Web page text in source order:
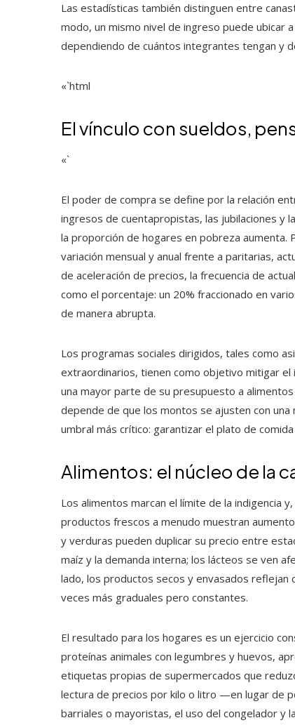
Las estadísticas también distinguen entre
modo, un mismo nivel de ingreso puede ubicar
dependiendo de cuántos integrantes tengan y
«`html
El vínculo con sueldos,
«`
El poder de compra se define por la relación
ingresos de cuentapropistas, las jubilaciones y
la proporción de hogares en pobreza aumenta.
variación mensual y anual frente a paritarias,
de aceleración de precios, la frecuencia de
como el porcentaje: un 20% fraccionado en
de manera abrupta.
Los programas sociales dirigidos, tales como
extraordinarios, tienen como objetivo mitigar
una mayor parte de su presupuesto a
depende de que los montos se ajusten con
umbral más crítico: garantizar el plato de
Alimentos: el núcleo de la
Los alimentos marcan el límite de la indigencia
productos frescos a menudo muestran
y verduras pueden duplicar su precio entre
maíz y la demanda interna; los lácteos se ven
lado, los productos secos y envasados
veces más graduales pero constantes.
El resultado para los hogares es un ejercicio
proteínas animales con legumbres y huevos,
etiquetas propias de supermercados que
lectura de precios por kilo o litro —en lugar de
barriales o mayoristas, el uso del congelador y